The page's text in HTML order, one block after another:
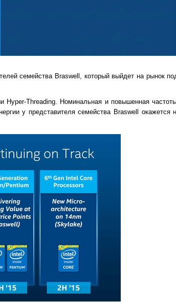
семейства Braswell, который выйдет на рынок
Threading. Номинальная и повышенная
у представителя семейства Braswell